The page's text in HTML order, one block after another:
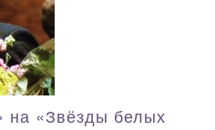
на «Звёзды белых